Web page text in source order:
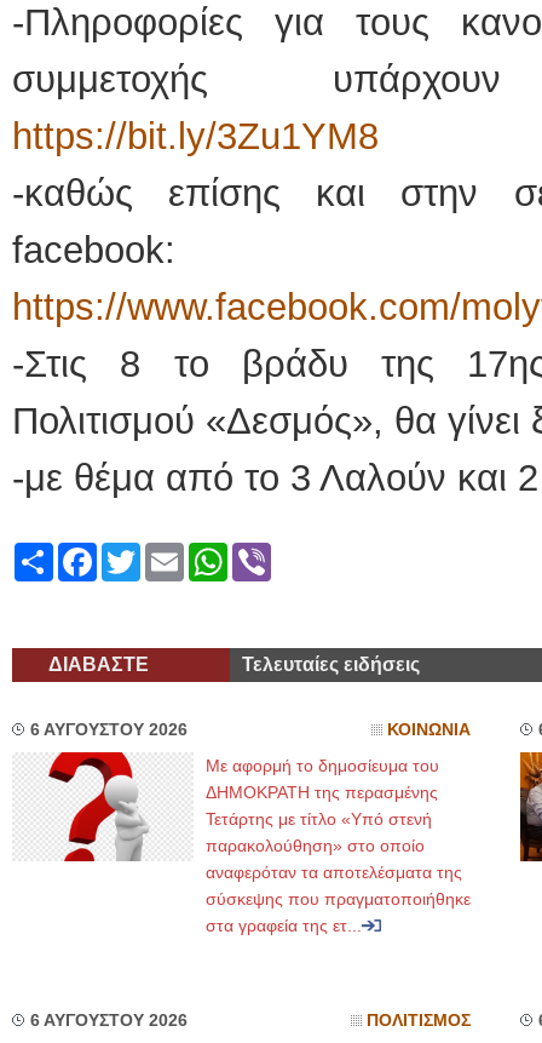
-Πληροφορίες για τους
συμμετοχής
https://bit.ly/3Zu1YM8
-καθώς επίσης και στην
facebook:
https://www.facebook.com/
-Στις 8 το βράδυ της
Πολιτισμού «Δεσμός», θα
-με θέμα από το 3 Λαλούν και
ShareFacebook
TwitterEmailWhatsApp
ΔΙΑΒΑΣΤΕ Τελευταίες ειδήσεις
6 ΑΥΓΟΥΣΤΟΥ 2026 ΚΟΙΝΩΝΙΑ
Με αφορμή το δημοσίευμα του
ΔΗΜΟΚΡΑΤΗ της περασμένης
Τετάρτης με τίτλο «Υπό στενή
παρακολούθηση» στο οποίο
αναφερόταν τα αποτελέσματα της
σύσκεψης που πραγματοποιήθηκε
στα γραφεία της ετ...
6 ΑΥΓΟΥΣΤΟΥ 2026 ΠΟΛΙΤΙΣΜΟΣ